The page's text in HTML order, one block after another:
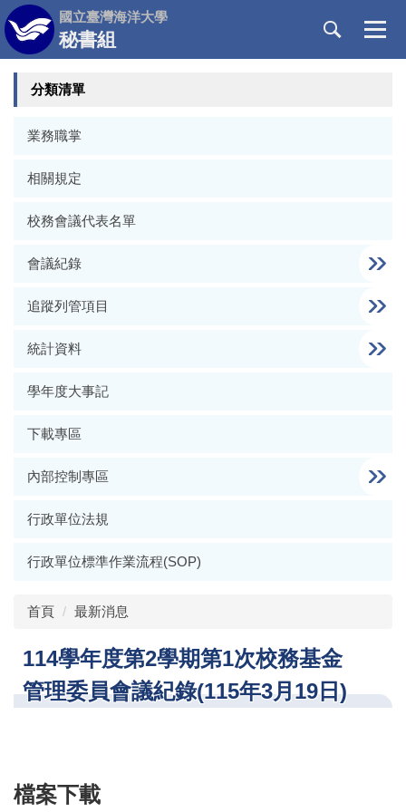
跳
到
主
要
國立臺灣海洋大學
秘書組
分類清單
業務職掌
相關規定
校務會議代表名單
會議紀錄
追蹤列管項目
統計資料
學年度大事記
下載專區
內部控制專區
行政單位法規
行政單位標準作業流程(SOP)
首頁 最新消息
114學年度第2學期第1次校務基金
管理委員會議紀錄(115年3月19日)